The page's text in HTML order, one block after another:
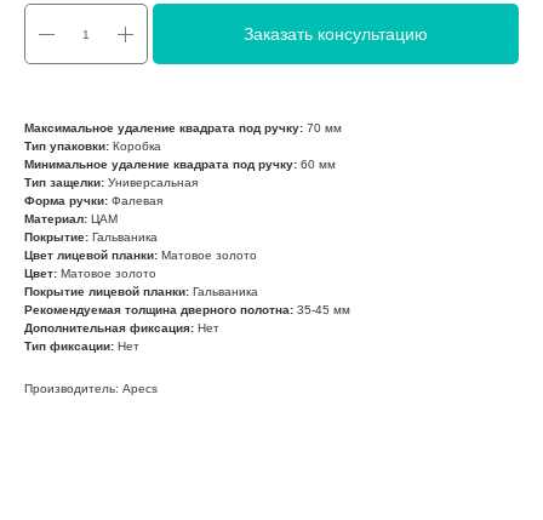
Заказать консультацию
Максимальное удаление квадрата под ручку: 70 мм
Тип упаковки: Коробка
Минимальное удаление квадрата под ручку: 60 мм
Тип защелки: Универсальная
Форма ручки: Фалевая
Материал: ЦАМ
Покрытие: Гальваника
Цвет лицевой планки: Матовое золото
Цвет: Матовое золото
Покрытие лицевой планки: Гальваника
Рекомендуемая толщина дверного полотна: 35-45 мм
Дополнительная фиксация: Нет
Тип фиксации: Нет
Производитель: Apecs